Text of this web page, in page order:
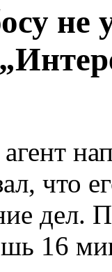
не
что
дел.
16